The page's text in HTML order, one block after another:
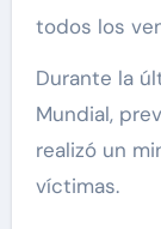
todos los
Durante la
Mundial,
realizó un
víctimas.